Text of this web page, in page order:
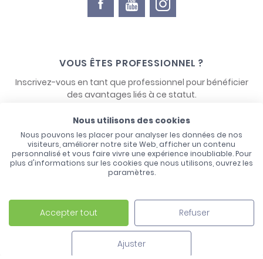
VOUS ÊTES PROFESSIONNEL ?
Inscrivez-vous en tant que professionnel pour bénéficier
des avantages liés à ce statut.
Laco - 3, Avenue de l'Europe - BP1 - 67728 Hoerdt Cedex -
03 88 513 000
Nous utilisons des cookies
Nous pouvons les placer pour analyser les données de nos
visiteurs, améliorer notre site Web, afficher un contenu
personnalisé et vous faire vivre une expérience inoubliable. Pour
plus d'informations sur les cookies que nous utilisons, ouvrez les
paramètres.
Accepter tout Refuser
Ajuster